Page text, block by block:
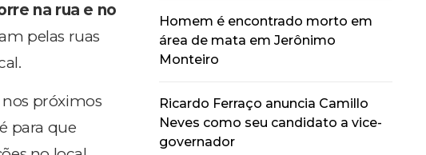
na rua e no
pelas ruas
próximos
para que
Homem é encontrado morto em
área de mata em Jerônimo
Monteiro
Ricardo Ferraço anuncia Camillo
Neves como seu candidato a vice-
governador